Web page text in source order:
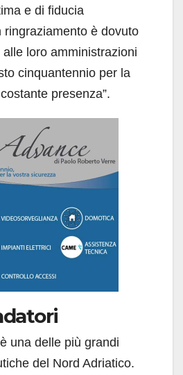
e di fiducia
ringraziamento è dovuto
loro amministrazioni
cinquantennio per la
presenza”.
una delle più grandi
del Nord Adriatico.